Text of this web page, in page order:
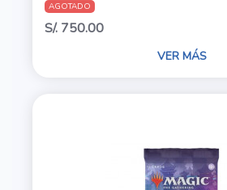
AGOTADO
S/. 750.00
VER MÁS